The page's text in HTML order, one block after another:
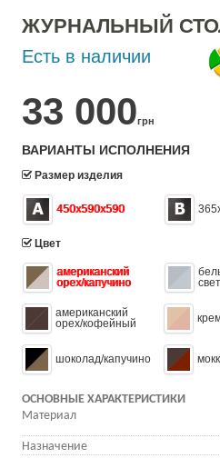
ЖУРНАЛЬНЫЙ
Есть в наличии
33 000грн
ВАРИАНТЫ ИСПОЛНЕНИЯ
Размер изделия
450х590х590
Цвет
американский
орех/капучино
американский
орех/кофейный
шоколад/капучино
ОСНОВНЫЕ ХАРАКТЕРИСТИКИ
Материал
Назначение